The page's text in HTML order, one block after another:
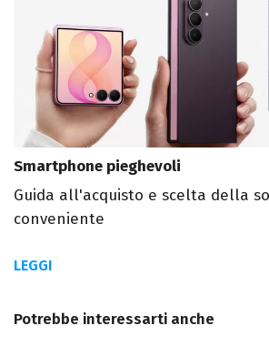
Smartphone pieghevoli
Guida all'acquisto e scelta della
conveniente
LEGGI
Potrebbe interessarti anche